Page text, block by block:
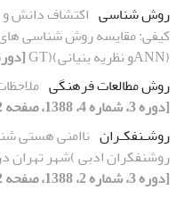
روش شناسی اکتشاف دانش
کیفی: مقایسه روش شناسی
(ANNو نظریه بنیانی)(GT
[دوره 3، شماره 4، 1388،
روش مطالعات فرهنگی
[دوره 3، شماره 4، 1388، صفحه 112-131]
روشـنفکـران ناامنی هستی
روشنفکران ادبی )شهر
[دوره 3، شماره 2، 1388، صفحه 62-85]